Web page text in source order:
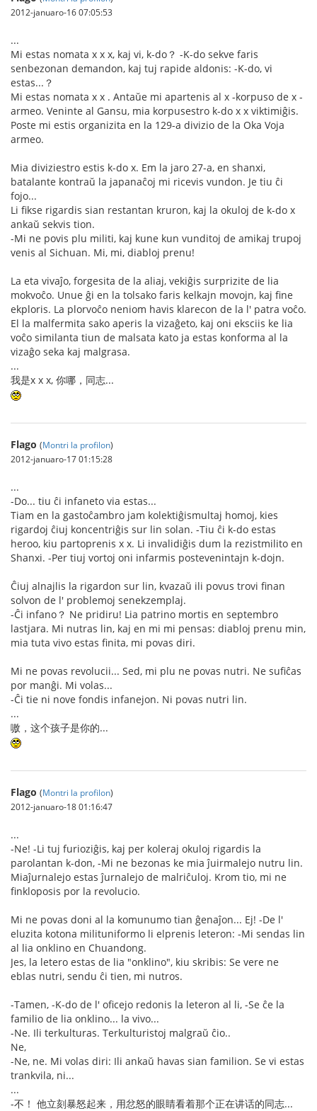
2012-januaro-16 07:05:53
...
Mi estas nomata x x x, kaj vi, k-do？ -K-do sekve faris
senbezonan demandon, kaj tuj rapide aldonis: -K-do, vi
estas...？
Mi estas nomata x x . Antaŭe mi apartenis al x -korpuso de x -
armeo. Veninte al Gansu, mia korpusestro k-do x x viktimiĝis.
Poste mi estis organizita en la 129-a divizio de la Oka Voja
armeo.
Mia diviziestro estis k-do x. Em la jaro 27-a, en shanxi,
batalante kontraŭ la japanaĉoj mi ricevis vundon. Je tiu ĉi
fojo...
Li fikse rigardis sian restantan kruron, kaj la okuloj de k-do x
ankaŭ sekvis tion.
-Mi ne povis plu militi, kaj kune kun vunditoj de amikaj trupoj
venis al Sichuan. Mi, mi, diabloj prenu!
La eta vivaĵo, forgesita de la aliaj, vekiĝis surprizite de lia
mokvoĉo. Unue ĝi en la tolsako faris kelkajn movojn, kaj fine
ekploris. La plorvoĉo neniom havis klarecon de la l' patra voĉo.
El la malfermita sako aperis la vizaĝeto, kaj oni eksciis ke lia
voĉo similanta tiun de malsata kato ja estas konforma al la
vizaĝo seka kaj malgrasa.
...
我是x x x, 你哪，同志...
Flago (Montri la profilon)
2012-januaro-17 01:15:28
...
-Do... tiu ĉi infaneto via estas...
Tiam en la gastoĉambro jam kolektiĝismultaj homoj, kies
rigardoj ĉiuj koncentriĝis sur lin solan. -Tiu ĉi k-do estas
heroo, kiu partoprenis x x. Li invalidiĝis dum la rezistmilito en
Shanxi. -Per tiuj vortoj oni infarmis postevenintajn k-dojn.
Ĉiuj alnajlis la rigardon sur lin, kvazaŭ ili povus trovi finan
solvon de l' problemoj senekzemplaj.
-Ĉi infano？ Ne pridiru! Lia patrino mortis en septembro
lastjara. Mi nutras lin, kaj en mi mi pensas: diabloj prenu min,
mia tuta vivo estas finita, mi povas diri.
Mi ne povas revolucii... Sed, mi plu ne povas nutri. Ne sufiĉas
por manĝi. Mi volas...
-Ĉi tie ni nove fondis infanejon. Ni povas nutri lin.
...
嗷，这个孩子是你的...
Flago (Montri la profilon)
2012-januaro-18 01:16:47
...
-Ne! -Li tuj furioziĝis, kaj per koleraj okuloj rigardis la
parolantan k-don, -Mi ne bezonas ke mia ĵuirmalejo nutru lin.
Miaĵurnalejo estas ĵurnalejo de malriĉuloj. Krom tio, mi ne
finkloposis por la revolucio.
Mi ne povas doni al la komunumo tian ĝenaĵon... Ej! -De l'
eluzita kotona milituniformo li elprenis leteron: -Mi sendas lin
al lia onklino en Chuandong.
Jes, la letero estas de lia "onklino", kiu skribis: Se vere ne
eblas nutri, sendu ĉi tien, mi nutros.
-Tamen, -K-do de l' oficejo redonis la leteron al li, -Se ĉe la
familio de lia onklino... la vivo...
-Ne. Ili terkulturas. Terkulturistoj malgraŭ ĉio..
Ne,
-Ne, ne. Mi volas diri: Ili ankaŭ havas sian familion. Se vi estas
trankvila, ni...
...
-不！ 他立刻暴怒起来，用忿怒的眼睛看着那个正在讲话的同志...